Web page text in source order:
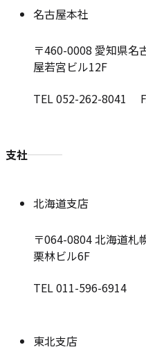
名古屋本社
〒460-0008 愛知県名
屋若宮ビル12F
TEL 052-262-8041
支社
北海道支店
〒064-0804北海道札
栗林ビル6F
TEL 011-596-6914
東北支店